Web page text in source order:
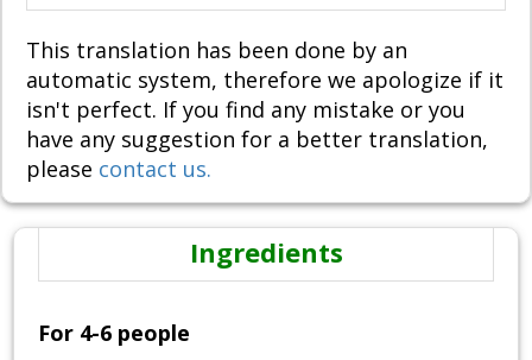
This translation has been done by an
automatic system, therefore we apologize if it
isn't perfect. If you find any mistake or you
have any suggestion for a better translation,
please contact us.
Ingredients
For 4-6 people